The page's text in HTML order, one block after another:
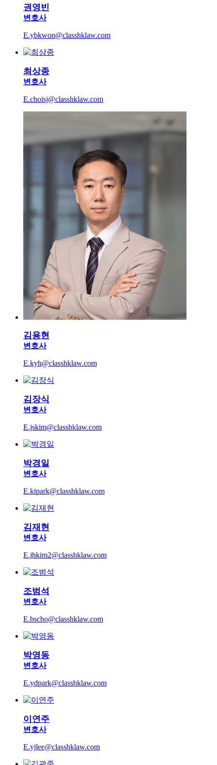
권영빈
변호사
E.ybkwon@classhklaw.com
최상종
변호사
E.choisj@classhklaw.com
김용현
변호사
E.kyh@classhklaw.com
김장식
변호사
E.jskim@classhklaw.com
박경일
변호사
E.kipark@classhklaw.com
김재현
변호사
E.jhkim2@classhklaw.com
조범석
변호사
E.bscho@classhklaw.com
박영동
변호사
E.ydpark@classhklaw.com
이연주
변호사
E.yjlee@classhklaw.com